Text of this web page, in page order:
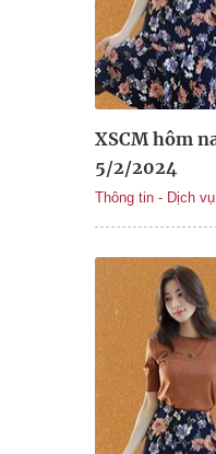
XSCM hôm
5/2/2024
Thông tin - Dịch vụ